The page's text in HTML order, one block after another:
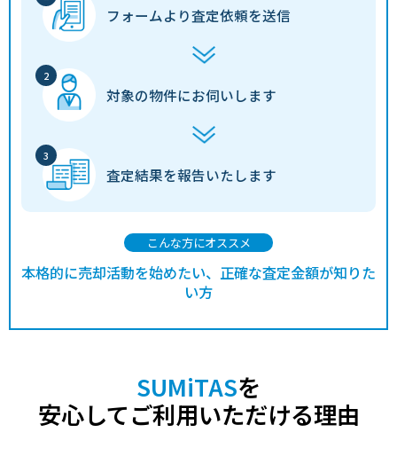
フォームより査定依頼を送信
対象の物件にお伺いします
査定結果を報告いたします
こんな方にオススメ
本格的に売却活動を始めたい、正確な査定金額が知りた
い方
SUMiTASを
安心してご利用いただける理由